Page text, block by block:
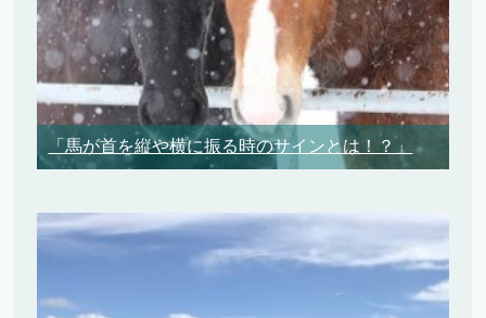
「馬が首を縦や横に振る時のサインとは！？」